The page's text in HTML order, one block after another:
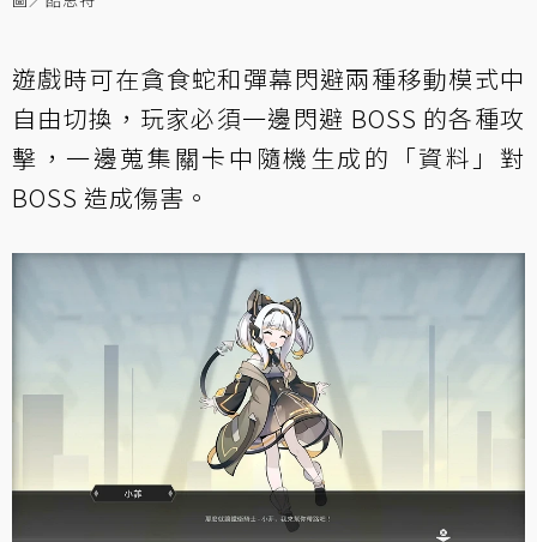
遊戲時可在貪食蛇和彈幕閃避兩種移動模式中
自由切換，玩家必須一邊閃避 BOSS 的各種攻
擊，一邊蒐集關卡中隨機生成的「資料」對
BOSS 造成傷害。